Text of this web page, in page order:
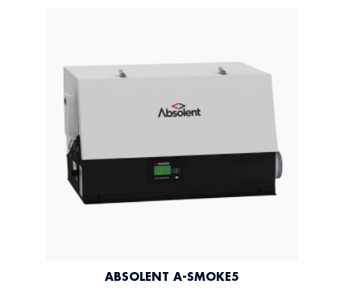
ABSOLENT A-SMOKE5